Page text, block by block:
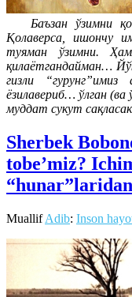
Баъзан ўзимни
Қолаверса, ишончу
туяман ўзимни.
қилаётгандайман…
гизли “гурунг”имиз
ёзилавериб… ўлган (ва
муддат сукут
Sherbek
tobe’miz?
MuallifAdib: Inson